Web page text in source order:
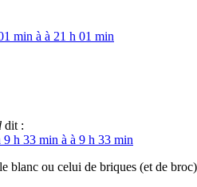
min à à 21 h 01 min
dit :
9 h 33 min à à 9 h 33 min
blanc ou celui de briques (et de